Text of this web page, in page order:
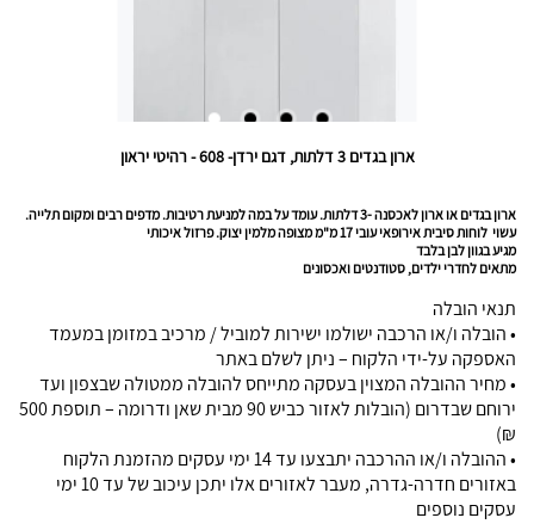
ארון בגדים 3 דלתות, דגם ירדן- 608 - רהיטי יראון
ארון בגדים או ארון לאכסנה -3 דלתות. עומד על במה למניעת רטיבות. מדפים רבים ומקום תלייה.
עשוי לוחות סיבית אירופאי עובי 17 מ"מ מצופה מלמין יצוק. פרזול איכותי
מגיע בגוון לבן בלבד
מתאים לחדרי ילדים, סטודנטים ואכסונים
תנאי הובלה
• הובלה ו/או הרכבה ישולמו ישירות למוביל / מרכיב במזומן במעמד
האספקה על-ידי הלקוח – ניתן לשלם באתר
• מחיר ההובלה המצוין בעסקה מתייחס להובלה ממטולה שבצפון ועד
ירוחם שבדרום (הובלות לאזור כביש 90 מבית שאן ודרומה – תוספת 500
₪)
• ההובלה ו/או ההרכבה יתבצעו עד 14 ימי עסקים מהזמנת הלקוח
באזורים חדרה-גדרה, מעבר לאזורים אלו יתכן עיכוב של עד 10 ימי
עסקים נוספים